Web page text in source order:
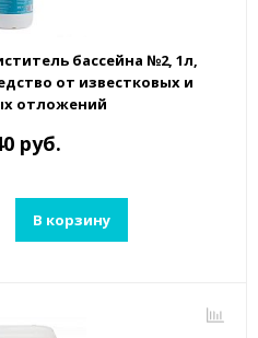
бассейна №2, 1л,
от известковых и
отложений
руб.
В корзину